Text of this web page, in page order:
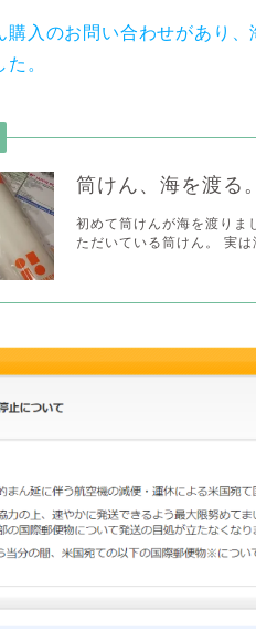
購入のお問い合わせがあり
。
筒けん、海を渡る。
初めて筒けんが海を渡りま
ただいている筒けん。 実